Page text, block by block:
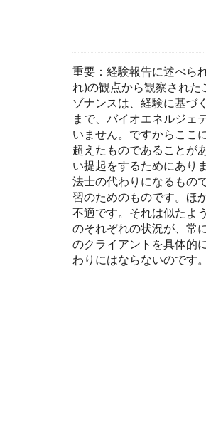
重要：経験報告に述べら
れ)の観点から観察され
ゾナンスは、経験に基づ
まで、バイオエネルジェ
いません。ですからここ
超えたものであることが
い提起をするためにあり
法士の代わりになるもの
習のためのものです。ほ
不適です。それは似たよ
のそれぞれの状況が、常
のクライアントを具体的
わりにはならないのです。